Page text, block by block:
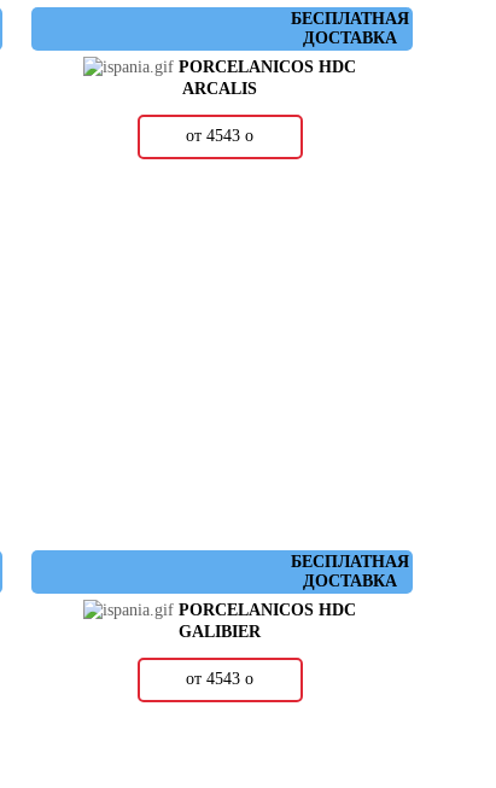
БЕСПЛАТНАЯ
ДОСТАВКА
PORCELANICOS HDC
ARCALIS
от 4543о
БЕСПЛАТНАЯ
ДОСТАВКА
PORCELANICOS HDC
GALIBIER
от 4543о